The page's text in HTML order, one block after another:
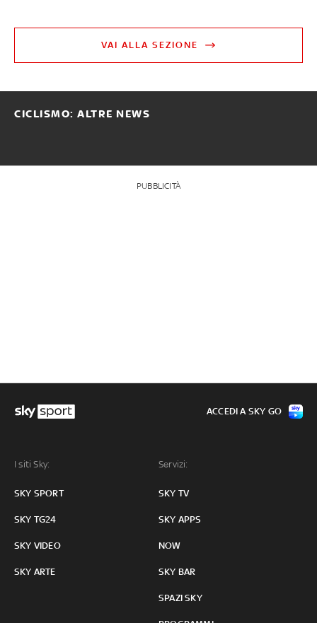
VAI ALLA SEZIONE
CICLISMO: ALTRE NEWS
PUBBLICITÀ
I siti Sky:
SKY SPORT
SKY TG24
SKY VIDEO
SKY ARTE
Servizi:
SKY TV
SKY APPS
NOW
SKY BAR
SPAZI SKY
ACCEDI A SKY GO